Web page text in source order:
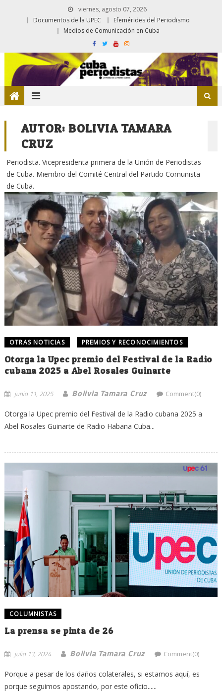
viernes, agosto 07, 2026
Documentos de la UPEC
Efemérides del Periodismo
Medios de Comunicación en Cuba
AUTOR:BOLIVIA TAMARA
CRUZ
Periodista. Vicepresidenta primera de la Unión de Periodistas
de Cuba. Miembro del Comité Central del Partido Comunista
de Cuba.
OTRAS NOTICIAS PREMIOS Y RECONOCIMIENTOS
Otorga la Upec premio del Festival de la Radio
cubana 2025 a Abel Rosales Guinarte
junio 11, 2025 Bolivia Tamara Cruz Comment(0)
Otorga la Upec premio del Festival de la Radio cubana 2025 a
Abel Rosales Guinarte de Radio Habana Cuba...
COLUMNISTAS
La prensa se pinta de 26
julio 13, 2024 Bolivia Tamara Cruz Comment(0)
Porque a pesar de los daños colaterales, si estamos aquí, es
porque seguimos apostando, por este oficio......